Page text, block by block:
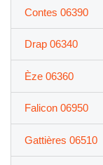
Contes 06390
Drap 06340
Èze 06360
Falicon 06950
Gattières 06510